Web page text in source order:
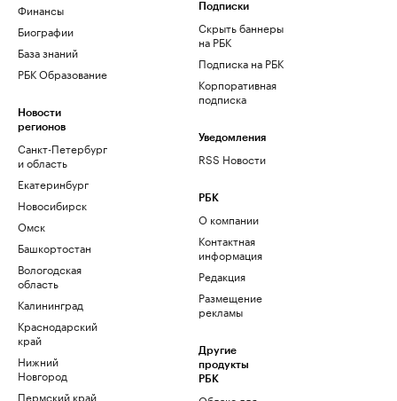
Финансы
Биографии
База знаний
РБК Образование
Новости
регионов
Санкт-Петербург
и область
Екатеринбург
Новосибирск
Омск
Башкортостан
Вологодская
область
Калининград
Краснодарский
край
Нижний
Новгород
Пермский край
Подписки
Скрыть баннеры
на РБК
Подписка на РБК
Корпоративная
подписка
Уведомления
RSS Новости
РБК
О компании
Контактная
информация
Редакция
Размещение
рекламы
Другие
продукты
РБК